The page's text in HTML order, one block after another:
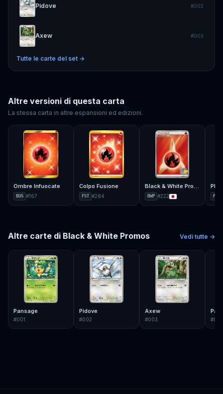
Pidove #002
Axew #003
Tutte le carte del set →
Altre versioni di questa carta
La stessa carta in altre espansioni ed edizioni.
Ombre Infuocate
BUS #167
Colpo Fusione
FST #284
Black & White Promos
BWP #222 PTP
Altre carte di Black & White Promos Vedi tutte →
Pansage
#001
Pidove
#002
Axew
#003 #